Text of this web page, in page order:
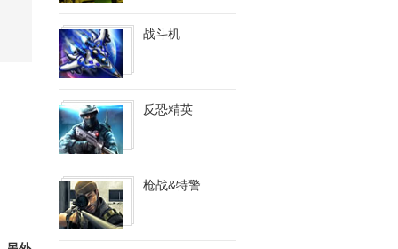
战斗机
反恐精英
枪战&特警